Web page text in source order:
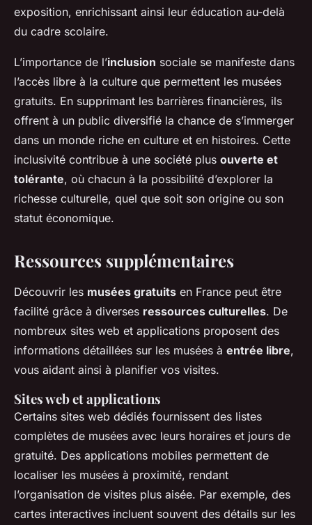
exposition, enrichissant ainsi leur éducation au-delà
du cadre scolaire.
L’importance de l’inclusion sociale se manifeste dans
l’accès libre à la culture que permettent les musées
gratuits. En supprimant les barrières financières, ils
offrent à un public diversifié la chance de s’immerger
dans un monde riche en culture et en histoires. Cette
inclusivité contribue à une société plus ouverte et
tolérante, où chacun à la possibilité d’explorer la
richesse culturelle, quel que soit son origine ou son
statut économique.
Ressources supplémentaires
Découvrir les musées gratuits en France peut être
facilité grâce à diverses ressources culturelles. De
nombreux sites web et applications proposent des
informations détaillées sur les musées à entrée libre,
vous aidant ainsi à planifier vos visites.
Sites web et applications
Certains sites web dédiés fournissent des listes
complètes de musées avec leurs horaires et jours de
gratuité. Des applications mobiles permettent de
localiser les musées à proximité, rendant
l’organisation de visites plus aisée. Par exemple, des
cartes interactives incluent souvent des détails sur les